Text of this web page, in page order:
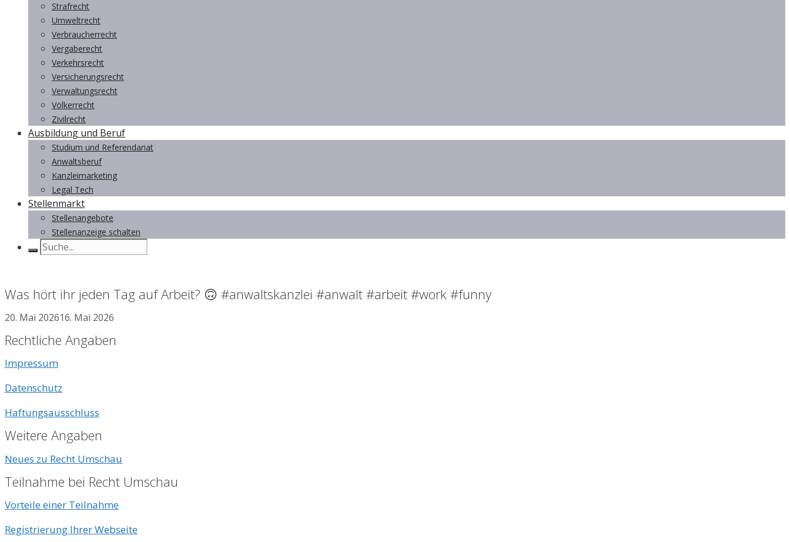
Strafrecht
Umweltrecht
Verbraucherrecht
Vergaberecht
Verkehrsrecht
Versicherungsrecht
Verwaltungsrecht
Völkerrecht
Zivilrecht
Ausbildung und Beruf
Studium und Referendariat
Anwaltsberuf
Kanzleimarketing
Legal Tech
Stellenmarkt
Stellenangebote
Stellenanzeige schalten
Was hört ihr jeden Tag auf Arbeit? 🙃 #anwaltskanzlei #anwalt #arbeit #work #funny
20. Mai 202616. Mai 2026
Rechtliche Angaben
Impressum
Datenschutz
Haftungsausschluss
Weitere Angaben
Neues zu Recht Umschau
Teilnahme bei Recht Umschau
Vorteile einer Teilnahme
Registrierung Ihrer Webseite